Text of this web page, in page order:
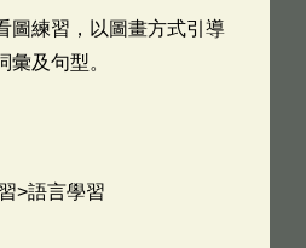
圖練習，以圖畫方式引導
彙及句型。
>語言學習